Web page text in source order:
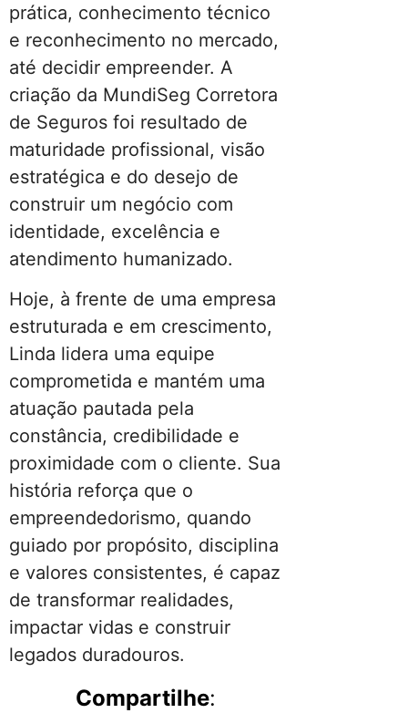
prática, conhecimento técnico
e reconhecimento no mercado,
até decidir empreender. A
criação da MundiSeg Corretora
de Seguros foi resultado de
maturidade profissional, visão
estratégica e do desejo de
construir um negócio com
identidade, excelência e
atendimento humanizado.
Hoje, à frente de uma empresa
estruturada e em crescimento,
Linda lidera uma equipe
comprometida e mantém uma
atuação pautada pela
constância, credibilidade e
proximidade com o cliente. Sua
história reforça que o
empreendedorismo, quando
guiado por propósito, disciplina
e valores consistentes, é capaz
de transformar realidades,
impactar vidas e construir
legados duradouros.
Compartilhe: